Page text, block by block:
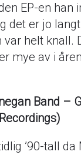
EP-en han
det er jo
var helt knall.
mye av i
Band –
’90-tall da